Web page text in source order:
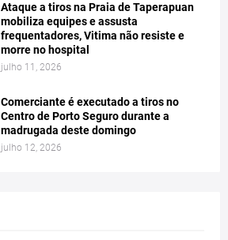
Ataque a tiros na Praia de Taperapuan
mobiliza equipes e assusta
frequentadores, Vitima não resiste e
morre no hospital
julho 11, 2026
Comerciante é executado a tiros no
Centro de Porto Seguro durante a
madrugada deste domingo
julho 12, 2026